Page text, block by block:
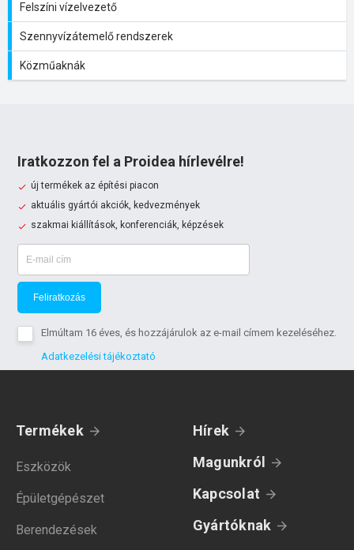
Felszíni vízelvezető
Szennyvízátemelő rendszerek
Közműaknák
Iratkozzon fel a Proidea hírlevélre!
új termékek az építési piacon
aktuális gyártói akciók, kedvezmények
szakmai kiállítások, konferenciák, képzések
Feliratkozás
Elmúltam 16 éves, és hozzájárulok az e-mail címem kezeléséhez.
Adatkezelési tájékoztató
Termékek
Eszközök
Épületgépészet
Berendezések
Hírek
Magunkról
Kapcsolat
Gyártóknak